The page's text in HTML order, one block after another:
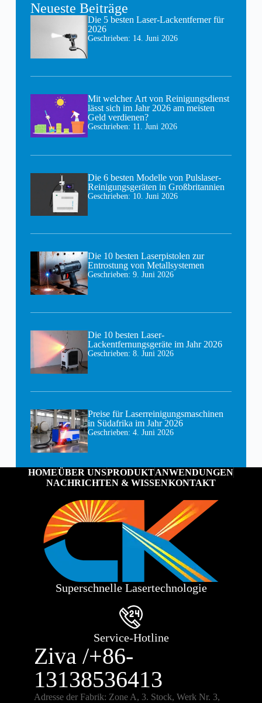
Neueste Beiträge
Die 5 besten Laser-Lackentferner für
2026
Geschrieben: 14. Juni 2026
Mit welcher Art von Reinigungsdienst
lässt sich im Jahr 2026 am meisten
Geld verdienen?
Geschrieben: 11. Juni 2026
Die 6 besten Modelle von Pulslaser-
Reinigungsgeräten in Großbritannien
Geschrieben: 10. Juni 2026
Die 10 besten Laserpistolen zur
Entrostung von Metallsystemen
Geschrieben: 9. Juni 2026
Die 10 besten Laser-
Lackentfernungsgeräte im Jahr 2026
Geschrieben: 8. Juni 2026
Preise für Laserreinigungsmaschinen
in Südafrika im Jahr 2026
Geschrieben: 4. Juni 2026
HOMEÜBER UNSPRODUKTANWENDUNGEN
NACHRICHTEN & WISSENKONTAKT
Superschnelle Lasertechnologie
Service-Hotline
Ziva /+86-
13138536413
Adresse der Fabrik: Zone A, 3. Stock, Werk Nr. 3,